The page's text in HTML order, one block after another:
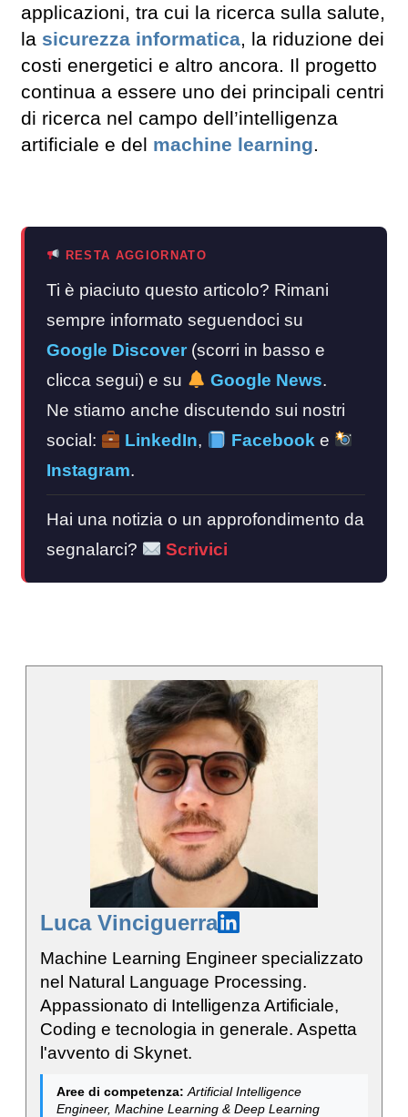
applicazioni, tra cui la ricerca sulla salute,
la sicurezza informatica, la riduzione dei
costi energetici e altro ancora. Il progetto
continua a essere uno dei principali centri
di ricerca nel campo dell’intelligenza
artificiale e del machine learning.
RESTA AGGIORNATO
Ti è piaciuto questo articolo? Rimani
sempre informato seguendoci su
Google Discover (scorri in basso e
clicca segui) e su
Google News.
Ne stiamo anche discutendo sui nostri
social:
LinkedIn, Facebook e
Instagram.
Hai una notizia o un approfondimento da
segnalarci?
Scrivici
Luca Vinciguerra
Machine Learning Engineer specializzato
nel Natural Language Processing.
Appassionato di Intelligenza Artificiale,
Coding e tecnologia in generale. Aspetta
l'avvento di Skynet.
Aree di competenza: Artificial Intelligence
Engineer, Machine Learning & Deep Learning